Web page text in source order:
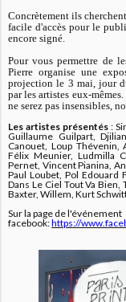
Concrètement ils
facile d'accès pour le
encore signé.
Pour vous permettre de
Pierre organise une
projection le 3 mai, jour
par les artistes eux-
ne serez pas insensibles,
Les artistes présentés:
Guillaume Guilpart,
Canouet, Loup Thévenin,
Félix Meunier, Ludmilla
Pernet, Vincent Pianina,
Paul Loubet, Pol Edouard
Dans Le Ciel Tout Va Bien,
Baxter, Willem, Kurt
Sur la page de l'événement
facebook:https://